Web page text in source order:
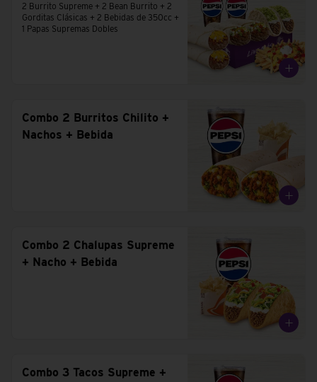
2 Burrito Supreme + 2 Bean Burrito + 2
Gorditas Clásicas + 2 Bebidas de 350cc +
1 Papas Supremas Dobles
Combo 2 Burritos Chilito +
Nachos + Bebida
Combo 2 Chalupas Supreme
+ Nacho + Bebida
Combo 3 Tacos Supreme +